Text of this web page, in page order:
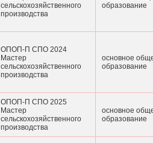
сельскохозяйственного
производства
образование
ОПОП-П СПО 2024
Мастер
сельскохозяйственного
производства
основное
образование
ОПОП-П СПО 2025
Мастер
сельскохозяйственного
производства
основное
образование